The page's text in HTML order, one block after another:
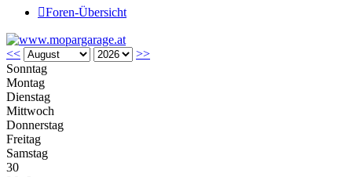
Foren-Übersicht
<<
>>
Sonntag
Montag
Dienstag
Mittwoch
Donnerstag
Freitag
Samstag
30